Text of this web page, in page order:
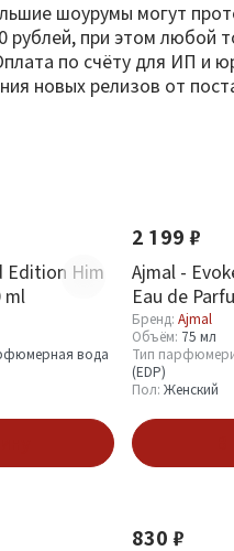
шоурумы могут
при этом
по счёту для ИП и
новых релизов от
Edition Him
ml
вода
2 199 ₽
Ajmal -
Eau de
Бренд: Ajmal
Объём: 75 мл
Тип
(EDP)
Пол: Женский
830 ₽